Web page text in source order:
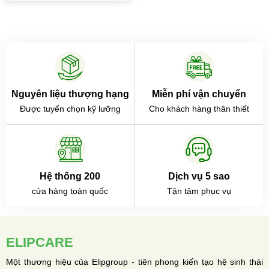
Nguyên liệu thượng hạng
Được tuyển chọn kỹ lưỡng
Miễn phí vận chuyển
Cho khách hàng thân thiết
Hệ thống 200
cửa hàng toàn quốc
Dịch vụ 5 sao
Tận tâm phục vụ
ELIPCARE
Một thương hiệu của Elipgroup - tiên phong kiến tạo hệ sinh thái